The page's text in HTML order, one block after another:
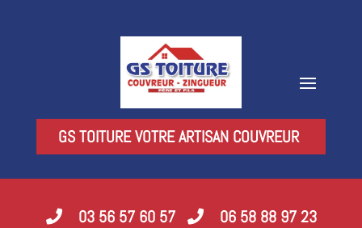
GS TOITURE VOTRE ARTISAN COUVREUR
03 56 57 60 57 06 58 88 97 23